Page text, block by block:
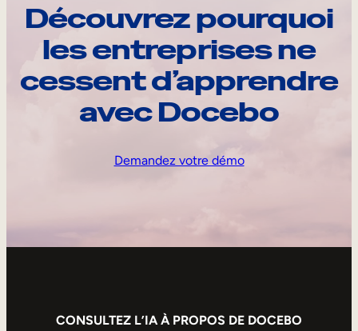
Découvrez pourquoi
les entreprises ne
cessent d’apprendre
avec Docebo
Demandez votre démo
CONSULTEZ L’IA À PROPOS DE DOCEBO